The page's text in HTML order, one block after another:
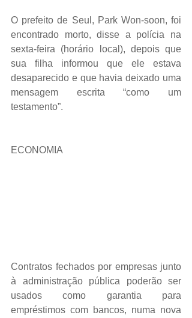
O prefeito de Seul, Park Won-soon, foi
encontrado morto, disse a polícia na
sexta-feira (horário local), depois que
sua filha informou que ele estava
desaparecido e que havia deixado uma
mensagem escrita “como um
testamento”.
ECONOMIA
Contratos fechados por empresas junto
à administração pública poderão ser
usados como garantia para
empréstimos com bancos, numa nova